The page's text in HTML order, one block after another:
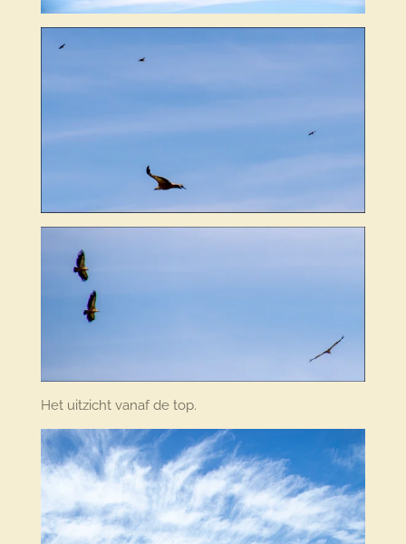
Het uitzicht vanaf de top.